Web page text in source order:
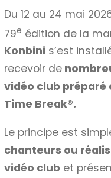
Du 12 au 24 mai
79e édition de la
Konbini s’est
recevoir de
vidéo club préparé
Time Break®.
Le principe est
chanteurs ou
vidéo club et